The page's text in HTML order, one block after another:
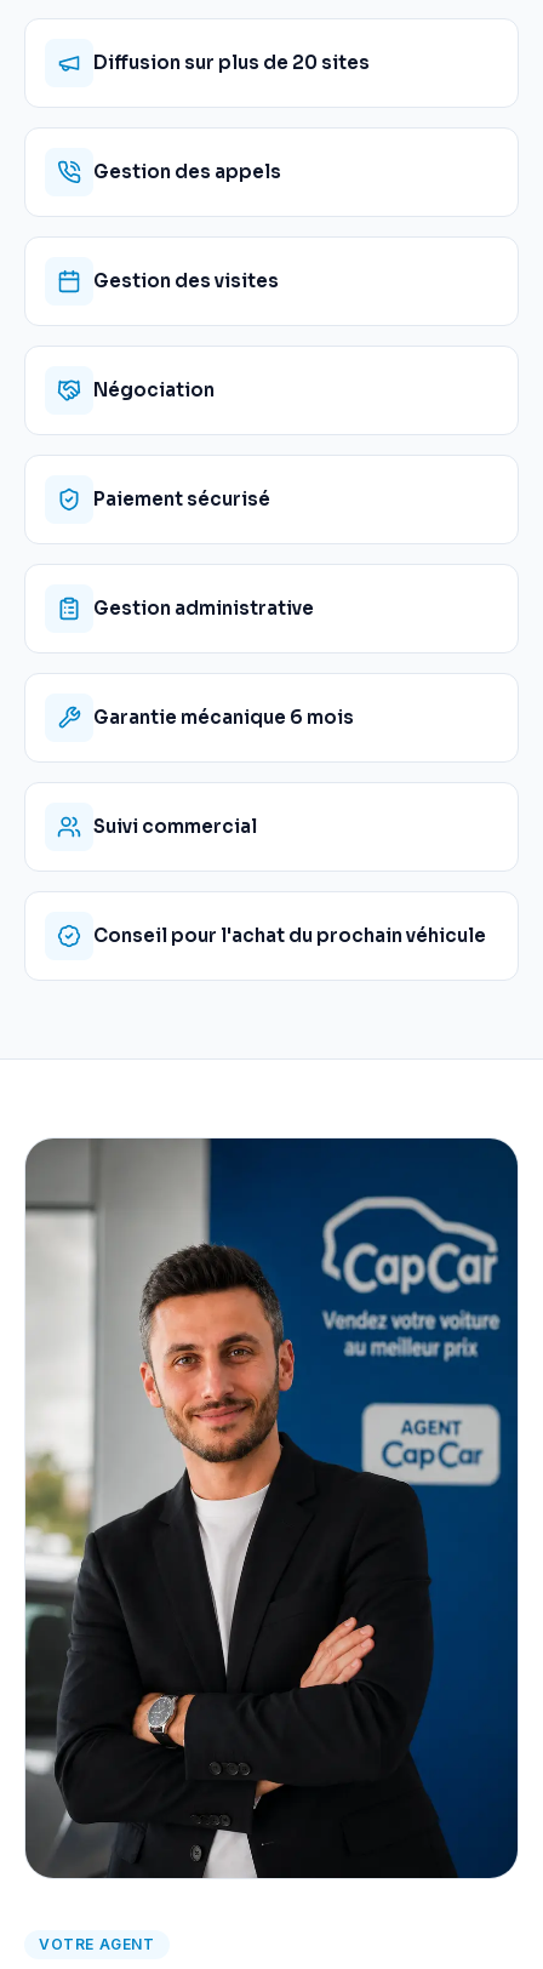
Diffusion sur plus de 20 sites
Gestion des appels
Gestion des visites
Négociation
Paiement sécurisé
Gestion administrative
Garantie mécanique 6 mois
Suivi commercial
Conseil pour l'achat du prochain véhicule
VOTRE AGENT